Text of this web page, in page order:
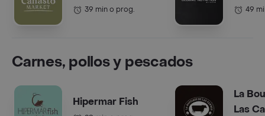
39 min o prog. 49
Carnes, pollos y pescados
Hipermar Fish
La
Las